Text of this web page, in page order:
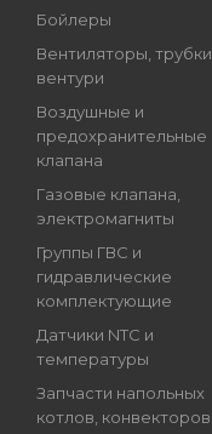
Бойлеры
Вентиляторы, трубки
вентури
Воздушные и
предохранительные
клапана
Газовые клапана,
электромагниты
Группы ГВС и
гидравлические
комплектующие
Датчики NTC и
температуры
Запчасти напольных
котлов, конвекторов